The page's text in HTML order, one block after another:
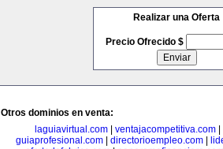
Realizar una Oferta
Precio Ofrecido $
Otros dominios en venta:
laguiavirtual.com
ventajacompetitiva.com
guiaprofesional.com| directorioempleo.com|